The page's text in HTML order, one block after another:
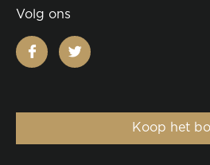
Volg ons
facebooktwitter
Koop het